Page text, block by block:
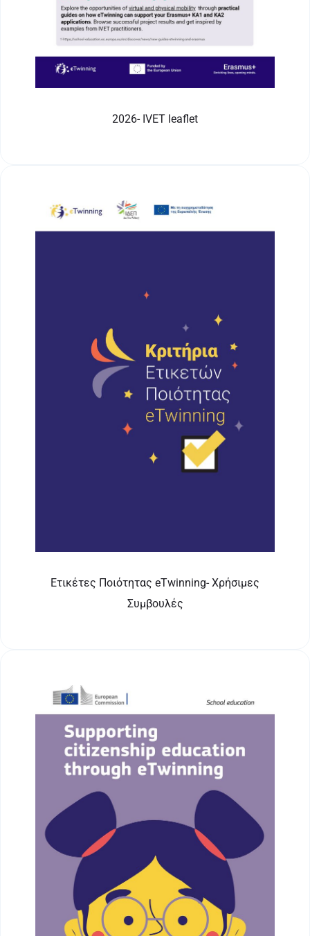
2026- IVET leaflet
Ετικέτες Ποιότητας eTwinning- Χρήσιμες
Συμβουλές